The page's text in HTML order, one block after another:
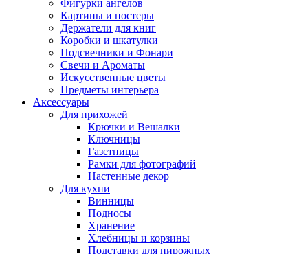
Фигурки ангелов
Картины и постеры
Держатели для книг
Коробки и шкатулки
Подсвечники и Фонари
Свечи и Ароматы
Искусственные цветы
Предметы интерьера
Аксессуары
Для прихожей
Крючки и Вешалки
Ключницы
Газетницы
Рамки для фотографий
Настенные декор
Для кухни
Винницы
Подносы
Хранение
Хлебницы и корзины
Подставки для пирожных